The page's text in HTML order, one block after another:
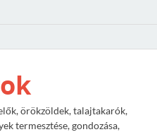
örökzöldek, talajtakarók,
termesztése, gondozása,